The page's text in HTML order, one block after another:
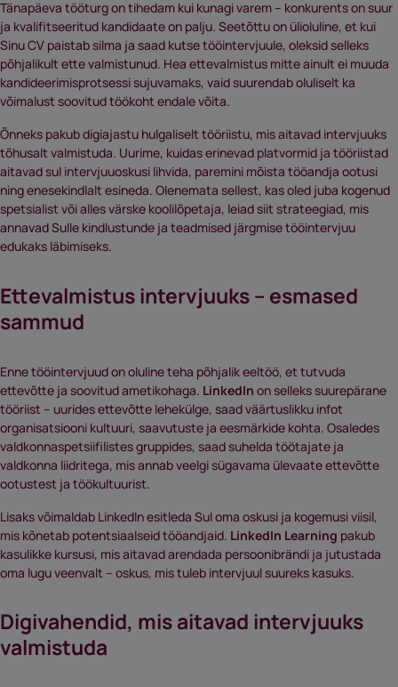
Tänapäeva tööturg on tihedam kui kunagi varem – konkurents on suur
ja kvalifitseeritud kandidaate on palju. Seetõttu on ülioluline, et kui
Sinu CV paistab silma ja saad kutse tööintervjuule, oleksid selleks
põhjalikult ette valmistunud. Hea ettevalmistus mitte ainult ei muuda
kandideerimisprotsessi sujuvamaks, vaid suurendab oluliselt ka
võimalust soovitud töökoht endale võita.
Õnneks pakub digiajastu hulgaliselt tööriistu, mis aitavad intervjuuks
tõhusalt valmistuda. Uurime, kuidas erinevad platvormid ja tööriistad
aitavad sul intervjuuoskusi lihvida, paremini mõista tööandja ootusi
ning enesekindlalt esineda. Olenemata sellest, kas oled juba kogenud
spetsialist või alles värske koolilõpetaja, leiad siit strateegiad, mis
annavad Sulle kindlustunde ja teadmised järgmise tööintervjuu
edukaks läbimiseks.
Ettevalmistus intervjuuks – esmased
sammud
Enne tööintervjuud on oluline teha põhjalik eeltöö, et tutvuda
ettevõtte ja soovitud ametikohaga. LinkedIn on selleks suurepärane
tööriist – uurides ettevõtte lehekülge, saad väärtuslikku infot
organisatsiooni kultuuri, saavutuste ja eesmärkide kohta. Osaledes
valdkonnaspetsiifilistes gruppides, saad suhelda töötajate ja
valdkonna liidritega, mis annab veelgi sügavama ülevaate ettevõtte
ootustest ja töökultuurist.
Lisaks võimaldab LinkedIn esitleda Sul oma oskusi ja kogemusi viisil,
mis kõnetab potentsiaalseid tööandjaid. LinkedIn Learning pakub
kasulikke kursusi, mis aitavad arendada persoonibrändi ja jutustada
oma lugu veenvalt – oskus, mis tuleb intervjuul suureks kasuks.
Digivahendid, mis aitavad intervjuuks
valmistuda